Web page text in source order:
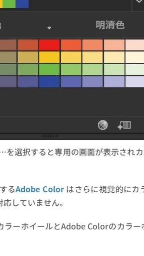
を選択すると専用の画面が表示され
るAdobe Colorはさらに視覚的にカ
していません。
ーホイールとAdobe Colorのカラ